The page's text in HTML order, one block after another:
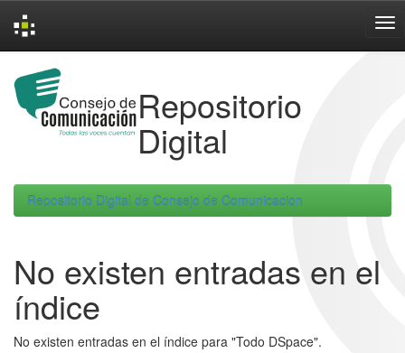
navigation
Repositorio
Digital
Repositorio Digital de Consejo de Comunicacion
No existen entradas en el
índice
No existen entradas en el índice para "Todo DSpace".